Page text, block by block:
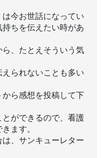
今お世話になってい
ちを伝えたい時があ
、たとえそういう気
られないことも多い
ら感想を投稿して下
ができるので、看護
ます。
、サンキューレター